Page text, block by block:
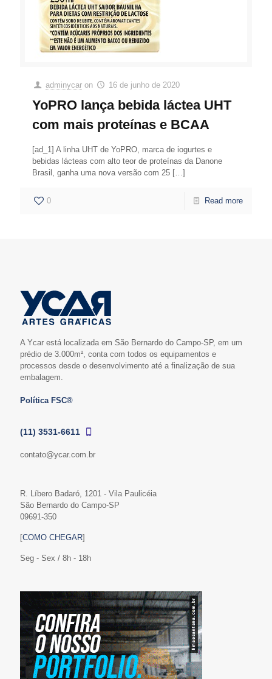
adminycar on 16 de junho de 2020
YoPRO lança bebida láctea UHT
com mais proteínas e BCAA
[ad_1] A linha UHT de YoPRO, marca de iogurtes e
bebidas lácteas com alto teor de proteínas da Danone
Brasil, ganha uma nova versão com 25 […]
0 Read more
A Ycar está localizada em São Bernardo do Campo-SP, em um
prédio de 3.000m², conta com todos os equipamentos e
processos desde o desenvolvimento até a finalização de sua
embalagem.
Política FSC®
(11) 3531-6611
contato@ycar.com.br
R. Líbero Badaró, 1201 - Vila Paulicéia
São Bernardo do Campo-SP
09691-350
[COMO CHEGAR]
Seg - Sex / 8h - 18h